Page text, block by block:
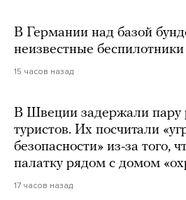
В Германии над базой
неизвестные беспилотники
15 часов назад
В Швеции задержали пару
туристов. Их посчитали
безопасности» из-за того,
палатку рядом с домом
17 часов назад